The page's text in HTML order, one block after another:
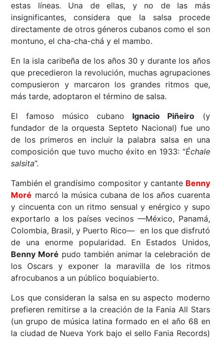
estas líneas. Una de ellas, y no de las más
insignificantes, considera que la salsa procede
directamente de otros géneros cubanos como el son
montuno, el cha-cha-chá y el mambo.
En la isla caribeña de los años 30 y durante los años
que precedieron la revolución, muchas agrupaciones
compusieron y marcaron los grandes ritmos que,
más tarde, adoptaron el término de salsa.
El famoso músico cubano Ignacio Piñeiro (y
fundador de la orquesta Septeto Nacional) fue uno
de los primeros en incluir la palabra salsa en una
composición que tuvo mucho éxito en 1933: “Échale
salsita”.
También el grandísimo compositor y cantante Benny
Moré marcó la música cubana de los años cuarenta
y cincuenta con un ritmo sensual y enérgico y supo
exportarlo a los países vecinos ––México, Panamá,
Colombia, Brasil, y Puerto Rico–– en los que disfrutó
de una enorme popularidad. En Estados Unidos,
Benny Moré pudo también animar la celebración de
los Oscars y exponer la maravilla de los ritmos
afrocubanos a un público boquiabierto.
Los que consideran la salsa en su aspecto moderno
prefieren remitirse a la creación de la Fania All Stars
(un grupo de música latina formado en el año 68 en
la ciudad de Nueva York bajo el sello Fania Records)